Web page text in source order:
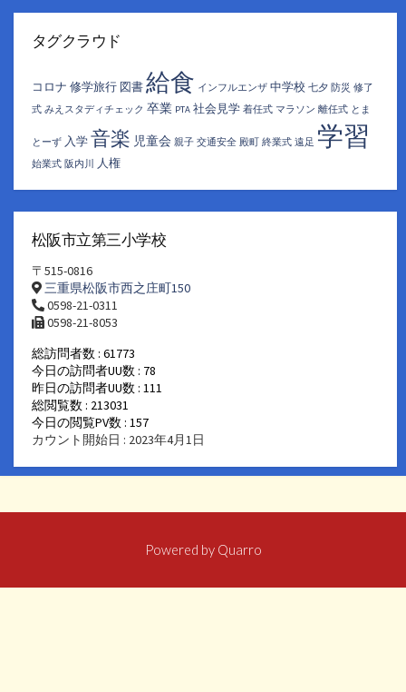
イ
タグクラウド
コロナ 修学旅行 図書 給食 インフルエンザ 中学校 七夕 防災 修了
式 みえスタディチェック 卒業 PTA 社会見学 着任式 マラソン 離任式 とま
とーず 入学 音楽 児童会 親子 交通安全 殿町 終業式 遠足 学習
始業式 阪内川 人権
松阪市立第三小学校
〒515-0816
三重県松阪市西之庄町150
0598-21-0311
0598-21-8053
総訪問者数 : 61773
今日の訪問者UU数 : 78
昨日の訪問者UU数 : 111
総閲覧数 : 213031
今日の閲覧PV数 : 157
カウント開始日 : 2023年4月1日
Powered by Quarro